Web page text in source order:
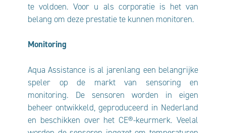
te voldoen. Voor u als corporatie is het van
belang om deze prestatie te kunnen monitoren.
Monitoring
Aqua Assistance is al jarenlang een belangrijke
speler op de markt van sensoring en
monitoring. De sensoren worden in eigen
beheer ontwikkeld, geproduceerd in Nederland
en beschikken over het CE®-keurmerk. Veelal